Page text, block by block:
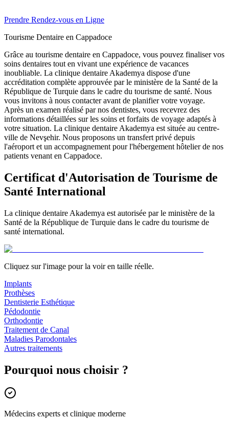
Prendre Rendez-vous en Ligne
Tourisme Dentaire en Cappadoce
Grâce au tourisme dentaire en Cappadoce, vous pouvez finaliser vos
soins dentaires tout en vivant une expérience de vacances
inoubliable. La clinique dentaire Akademya dispose d'une
accréditation complète approuvée par le ministère de la Santé de la
République de Turquie dans le cadre du tourisme de santé. Nous
vous invitons à nous contacter avant de planifier votre voyage.
Après un examen réalisé par nos dentistes, vous recevrez des
informations détaillées sur les soins et forfaits de voyage adaptés à
votre situation. La clinique dentaire Akademya est située au centre-
ville de Nevşehir. Nous proposons un transfert privé depuis
l'aéroport et un accompagnement pour l'hébergement hôtelier de nos
patients venant en Cappadoce.
Certificat d'Autorisation de Tourisme de
Santé International
La clinique dentaire Akademya est autorisée par le ministère de la
Santé de la République de Turquie dans le cadre du tourisme de
santé international.
Cliquez sur l'image pour la voir en taille réelle.
Implants
Prothèses
Dentisterie Esthétique
Pédodontie
Orthodontie
Traitement de Canal
Maladies Parodontales
Autres traitements
Pourquoi nous choisir ?
Médecins experts et clinique moderne